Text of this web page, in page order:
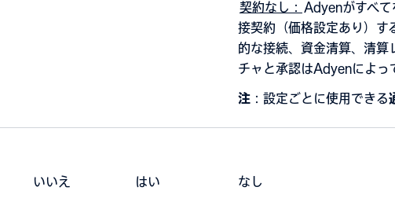
契約なし：
Adyenがすべ
接契約（価格設定あり）す
的な接続、資金清算、清算
チャと承認はAdyenによっ
注：設定ごとに使用できる
いいえ
はい なし